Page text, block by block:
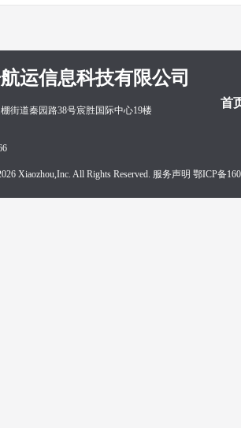
运信息科技有限公司
首
街道秦园路38号宸胜国际中心19楼
Xiaozhou,Inc. All Rights Reserved. 服务声明 鄂ICP备